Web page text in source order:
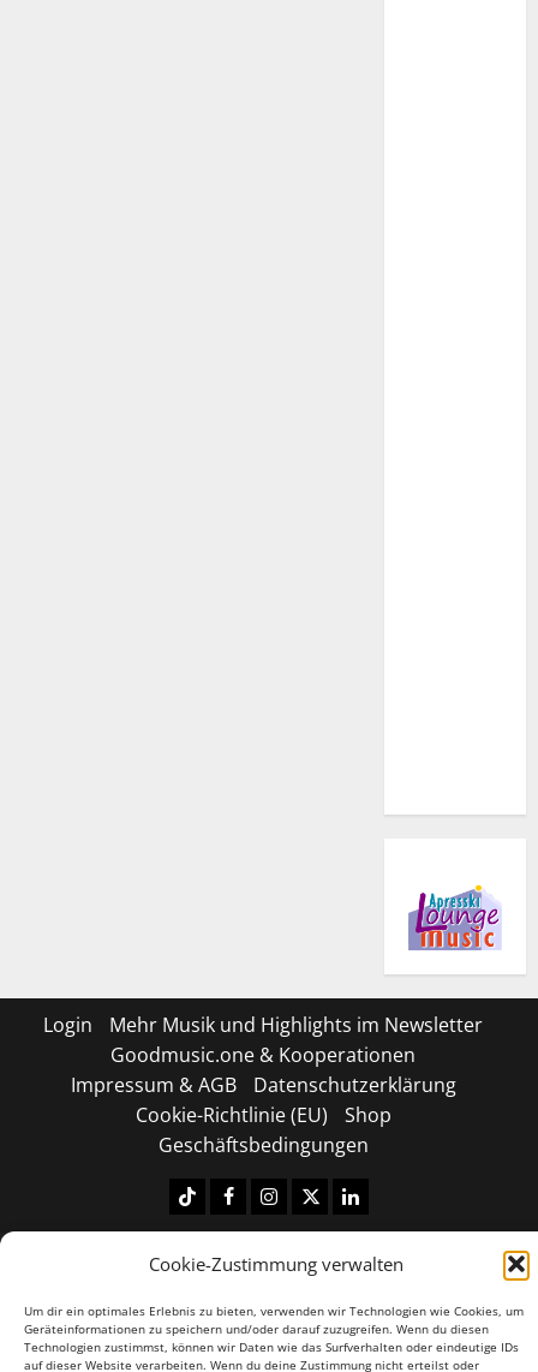
Cookie-Zustimmung verwalten
Um dir ein optimales Erlebnis zu bieten, verwenden wir Technologien wie Cookies, um
Geräteinformationen zu speichern und/oder darauf zuzugreifen. Wenn du diesen
Technologien zustimmst, können wir Daten wie das Surfverhalten oder eindeutige IDs
auf dieser Website verarbeiten. Wenn du deine Zustimmung nicht erteilst oder
Login
Mehr Musik und Highlights im Newsletter
Goodmusic.one & Kooperationen
Impressum & AGB
Datenschutzerklärung
Cookie-Richtlinie (EU)
Shop
Geschäftsbedingungen
TiktokFacebook
Instagram
X LinkedIN
Copyright © 2026 All rights reserved.|MoreNews
by